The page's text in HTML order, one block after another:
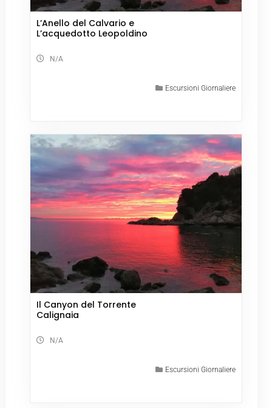
L’Anello del Calvario e
L’acquedotto Leopoldino
N/A
Escursioni Giornaliere
Il Canyon del Torrente
Calignaia
N/A
Escursioni Giornaliere